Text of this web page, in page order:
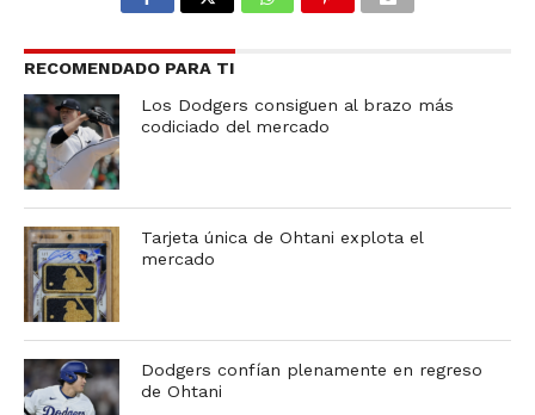
RECOMENDADO PARA TI
Los Dodgers consiguen al brazo más
codiciado del mercado
Tarjeta única de Ohtani explota el
mercado
Dodgers confían plenamente en regreso
de Ohtani